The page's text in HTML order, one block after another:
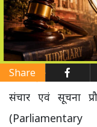
Share
संचार एवं सूचना